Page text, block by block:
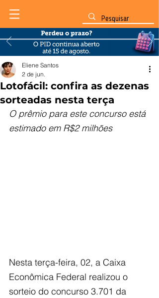
Lotofácil: confira as dezenas
sorteadas nesta terça
Eliene Santos
2 de jun.
O prêmio para este concurso está
estimado em R$2 milhões
Nesta terça-feira, 02, a Caixa
Econômica Federal realizou o
sorteio do concurso 3.701 da